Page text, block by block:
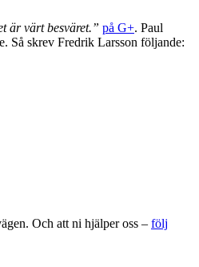
är värt besväret.” på G+. Paul
Så skrev Fredrik Larsson följande:
Och att ni hjälper oss – följ